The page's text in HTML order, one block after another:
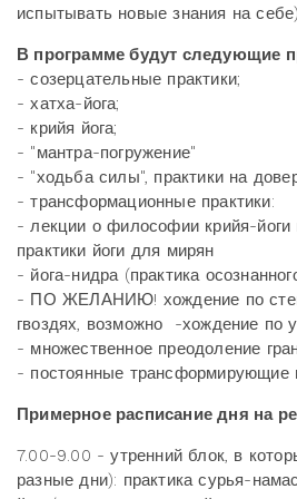
испытывать новые знания на себе)
В программе будут следующие
- созерцательные практики;
- хатха-йога;
- крийя йога;
- "мантра-погружение"
- "ходьба силы", практики на
- трансформационные практики:
- лекции о философии крийя-йоги
практики йоги для мирян
- йога-нидра (практика
- ПО ЖЕЛАНИЮ! хождение по
гвоздях, возможно -хождение по
- множественное преодоление
- постоянные трансформирующие
Примерное расписание дня на
7.00-9.00 - утренний блок, в
разные дни): практика сурья-